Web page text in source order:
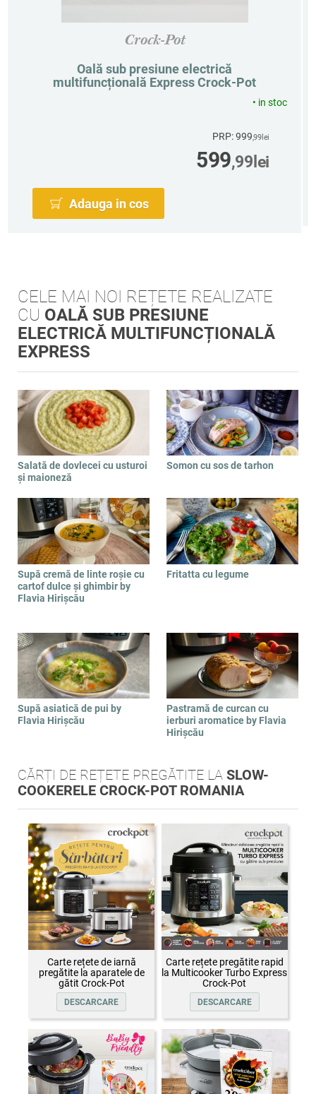
Crock-Pot
Oală sub presiune electrică
multifuncțională Express Crock-Pot
• in stoc
PRP: 999,99 lei
599,99 lei
Adauga in cos
CELE MAI NOI REȚETE REALIZATE
CU OALĂ SUB PRESIUNE
ELECTRICĂ MULTIFUNCȚIONALĂ
EXPRESS
Salată de dovlecei cu usturoi
și maioneză
Somon cu sos de tarhon
Supă cremă de linte roșie cu
cartof dulce și ghimbir by
Flavia Hirișcău
Fritatta cu legume
Supă asiatică de pui by
Flavia Hirișcău
Pastramă de curcan cu
ierburi aromatice by Flavia
Hirișcău
CĂRȚI DE REȚETE PREGĂTITE LASLOW-
COOKERELE CROCK-POT ROMANIA
Carte rețete de iarnă
pregătite la aparatele de
gătit Crock-Pot
DESCARCARE
Carte rețete pregătite rapid
la Multicooker Turbo Express
Crock-Pot
DESCARCARE